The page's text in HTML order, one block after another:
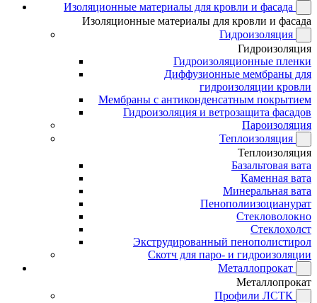
Изоляционные материалы для кровли и фасада
Изоляционные материалы для кровли и фасада
Гидроизоляция
Гидроизоляция
Гидроизоляционные пленки
Диффузионные мембраны для
гидроизоляции кровли
Мембраны с антиконденсатным покрытием
Гидроизоляция и ветрозащита фасадов
Пароизоляция
Теплоизоляция
Теплоизоляция
Базальтовая вата
Каменная вата
Минеральная вата
Пенополиизоцианурат
Стекловолокно
Стеклохолст
Экструдированный пенополистирол
Скотч для паро- и гидроизоляции
Металлопрокат
Металлопрокат
Профили ЛСТК